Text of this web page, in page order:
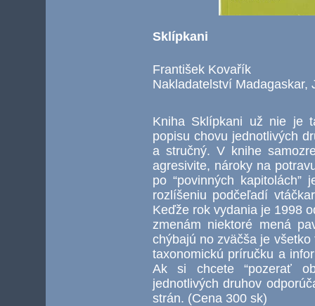
Sklípkani
František Kovařík
Nakladatelství Madagaskar,
Kniha Sklípkani už nie je
popisu chovu jednotlivých
a stručný. V knihe
agresivite, nároky na
po “povinných
rozlíšeniu podčeľadí
Keďže rok vydania je 1998
zmenám niektoré mená
chýbajú no zväčša je
taxonomickú príručku a
Ak si chcete “pozerať
jednotlivých druhov
strán. (Cena 300 sk)